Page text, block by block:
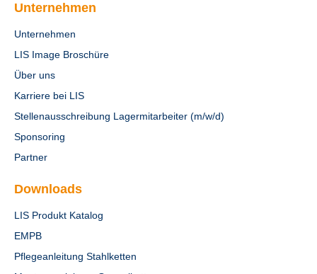
Unternehmen
Unternehmen
LIS Image Broschüre
Über uns
Karriere bei LIS
Stellenausschreibung Lagermitarbeiter (m/w/d)
Sponsoring
Partner
Downloads
LIS Produkt Katalog
EMPB
Pflegeanleitung Stahlketten